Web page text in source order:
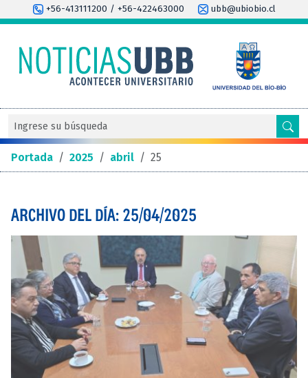
+56-413111200 / +56-422463000 ubb@ubiobio.cl
Portada / 2025 / abril / 25
ARCHIVO DEL DÍA: 25/04/2025